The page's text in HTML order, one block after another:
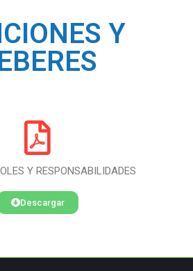
Y
Y RESPONSABILIDADES
Descargar